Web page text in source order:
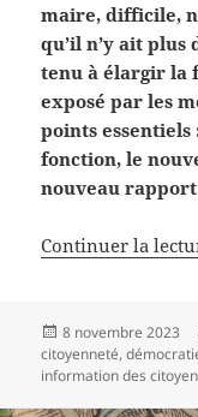
maire, difficile,
qu’il n’y ait
tenu à élargir la
exposé par les
points
fonction, le
nouveau
Continuer la
Publié
le
8 novembre 2023
citoyenneté,
information des